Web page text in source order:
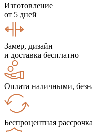
Изготовление
от 5 дней
Замер, дизайн
и доставка бесплатно
Оплата наличными,
Беспроцентная рассрочка